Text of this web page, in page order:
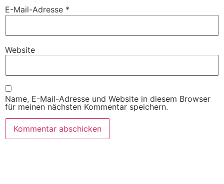
E-Mail-Adresse *
Website
Name, E-Mail-Adresse und Website in diesem Browser
für meinen nächsten Kommentar speichern.